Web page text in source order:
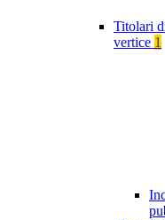
Titolari
vertice 1